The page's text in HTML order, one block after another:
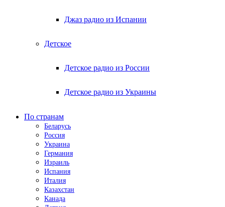
Джаз радио из Испании
Детское
Детское радио из России
Детское радио из Украины
По странам
Беларусь
Россия
Украина
Германия
Израиль
Испания
Италия
Казахстан
Канада